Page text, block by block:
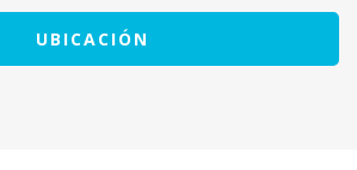
UBICACIÓN